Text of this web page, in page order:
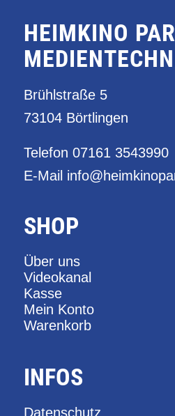
HEIMKINO
Brühlstraße 5
73104 Börtlingen
Telefon 07161 3543990
E-Mail
SHOP
Über uns
Videokanal
Kasse
Mein Konto
Warenkorb
INFOS
Datenschutz